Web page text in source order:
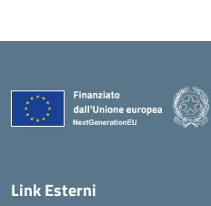
Link Esterni